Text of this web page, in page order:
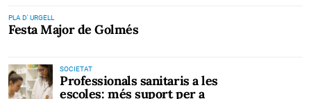
PLA D' URGELL
Festa Major de Golmés
SOCIETAT
Professionals sanitaris a les
escoles: més suport per a